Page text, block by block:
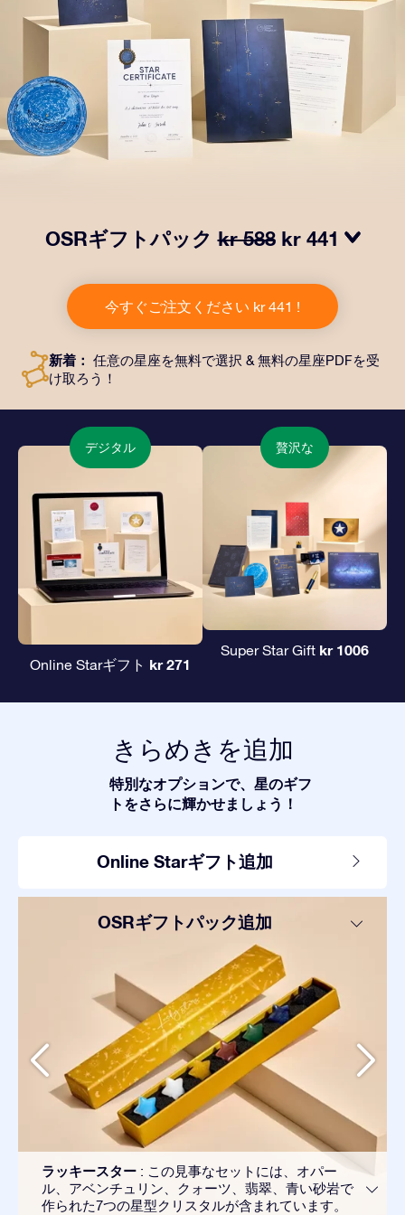
OSRギフトパックkr 588 kr 441
所に送付される美しい封筒とカスタマイズされたドキュ
メント、デジタルドキュメントが含まれている他、弊社
のアプリを無料で利用できます。大切や人や友達に永遠
今すぐご注文ください kr 441 !
新着： 任意の星座を無料で選択 & 無料の星座PDFを受
け取ろう！
デジタル
Online Starギフト kr 271
贅沢な
Super Star Gift kr 1006
きらめきを追加
特別なオプションで、星のギフ
トをさらに輝かせましょう！
Online Starギフト追加
OSRギフトパック追加
ラッキースター : この見事なセットには、オパー
ル、アベンチュリン、クォーツ、翡翠、青い砂岩で
作られた7つの星型クリスタルが含まれています。